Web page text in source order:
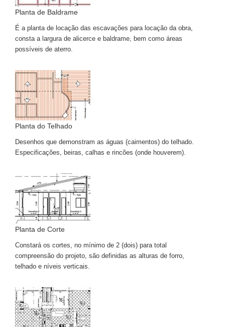
Planta de Baldrame
É a planta de locação das escavações para locação da obra,
consta a largura de alicerce e baldrame, bem como áreas
possíveis de aterro.
Planta do Telhado
Desenhos que demonstram as águas (caimentos) do telhado.
Especificações, beiras, calhas e rincões (onde houverem).
Planta de Corte
Constará os cortes, no mínimo de 2 (dois) para total
compreensão do projeto, são definidas as alturas de forro,
telhado e níveis verticais.